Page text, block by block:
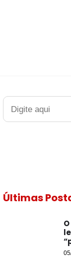
Pesquisar
Últimas